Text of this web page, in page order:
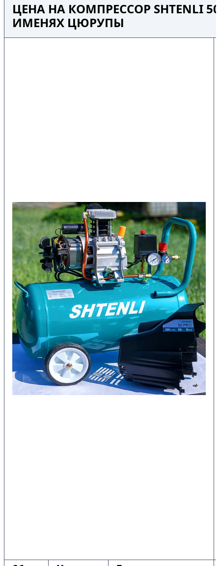
ЦЕНА НА КОМПРЕССОР SHTENLI 50
ИМЕНЯХ ЦЮРУПЫ